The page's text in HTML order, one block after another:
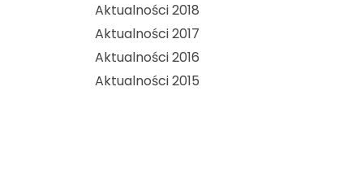
Aktualności 2018
Aktualności 2017
Aktualności 2016
Aktualności 2015